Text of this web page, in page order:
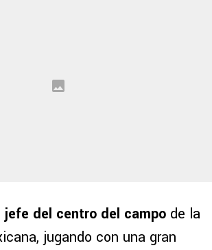
jefe del centro del campo de la
jugando con una gran